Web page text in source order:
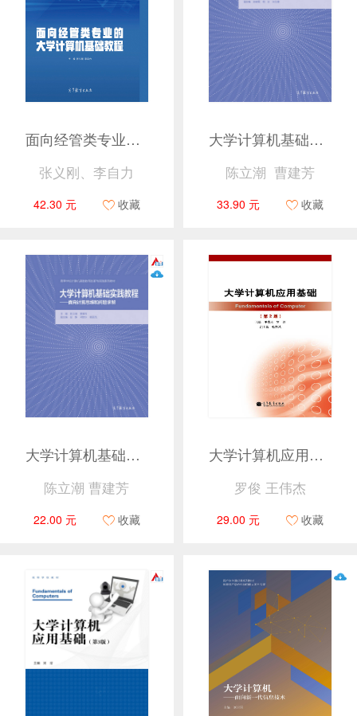
面向经管类专业的大学计算机基础教程
张义刚、李自力
42.30 元 收藏
大学计算机基础教程——面向计算思维和问题求解
陈立潮 曹建芳
33.90 元 收藏
大学计算机基础实践教程——面向计算思维和问题求解
陈立潮 曹建芳
22.00 元 收藏
大学计算机应用基础（第2版）
罗俊 王伟杰
29.00 元 收藏